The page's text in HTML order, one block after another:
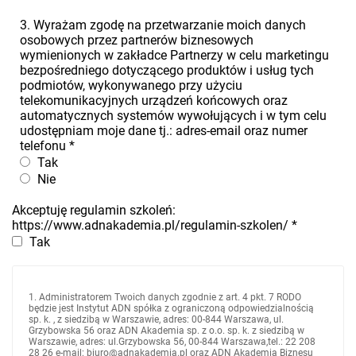
3. Wyrażam zgodę na przetwarzanie moich danych
osobowych przez partnerów biznesowych
wymienionych w zakładce Partnerzy w celu marketingu
bezpośredniego dotyczącego produktów i usług tych
podmiotów, wykonywanego przy użyciu
telekomunikacyjnych urządzeń końcowych oraz
automatycznych systemów wywołujących i w tym celu
udostępniam moje dane tj.: adres-email oraz numer
telefonu *
Tak
Nie
Akceptuję regulamin szkoleń:
https://www.adnakademia.pl/regulamin-szkolen/ *
Tak
1. Administratorem Twoich danych zgodnie z art. 4 pkt. 7 RODO
będzie jest Instytut ADN spółka z ograniczoną odpowiedzialnością
sp. k. , z siedzibą w Warszawie, adres: 00-844 Warszawa, ul.
Grzybowska 56 oraz ADN Akademia sp. z o.o. sp. k. z siedzibą w
Warszawie, adres: ul.Grzybowska 56, 00-844 Warszawa,tel.: 22 208
28 26 e-mail: biuro@adnakademia.pl oraz ADN Akademia Biznesu